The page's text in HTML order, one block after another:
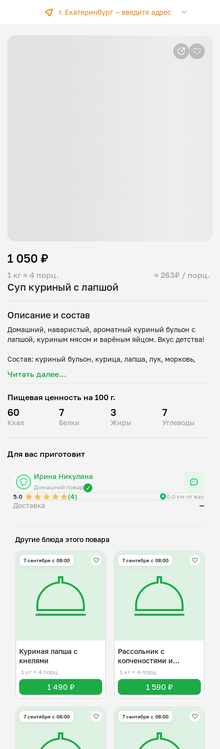
г. Екатеринбург —введите адрес
Суп куриный с лапшой
1 кг ≈ 4 порц. ≈ 263₽ / порц.
1 050 ₽
Описание и состав
Домашний, наваристый, ароматный куриный бульон с
лапшой, куриным мясом и варёным яйцом. Вкус детства!
Состав: куриный бульон, курица, лапша, лук, морковь,
Читать далее...
Пищевая ценность на 100 г.
60
Ккал
7
Белки
3
Жиры
7
Углеводы
Для вас приготовит
Ирина Никулина
Домашний повар
5.0
(4) 0.0 км от вас
Доставка —
Другие блюда этого повара
7 сентября с 08:00
Куриная лапша с
кнелями
1 кг ≈ 4 порц.
1 490 ₽
7 сентября с 08:00
Рассольник с
копченостями и
булгуром
1 кг ≈ 4 порц.
1 590 ₽
7 сентября с 08:00 7 сентября с 08:00